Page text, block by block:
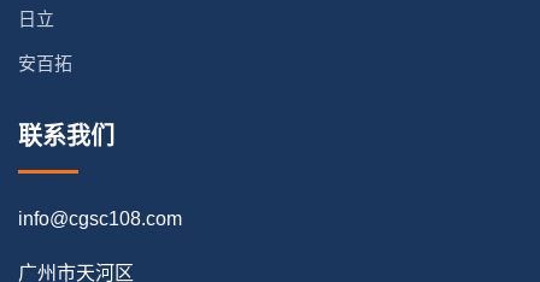
日立
安百拓
联系我们
info@cgsc108.com
广州市天河区